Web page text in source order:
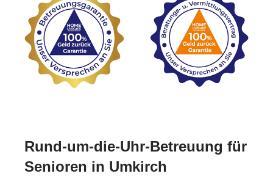
Rund-um-die-Uhr-Betreuung für
Senioren in Umkirch